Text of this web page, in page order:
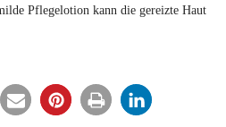
Pflegelotion kann die gereizte Haut